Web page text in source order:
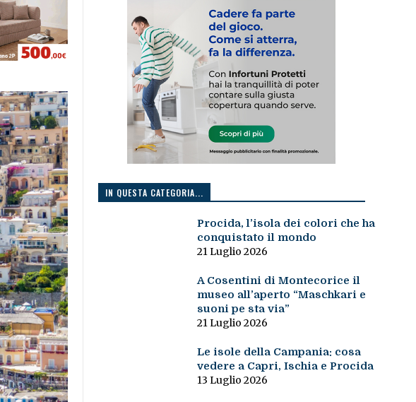
IN QUESTA CATEGORIA...
Procida, l’isola dei colori che ha
conquistato il mondo
21 Luglio 2026
A Cosentini di Montecorice il
museo all’aperto “Maschkari e
suoni pe sta via”
21 Luglio 2026
Le isole della Campania: cosa
vedere a Capri, Ischia e Procida
13 Luglio 2026